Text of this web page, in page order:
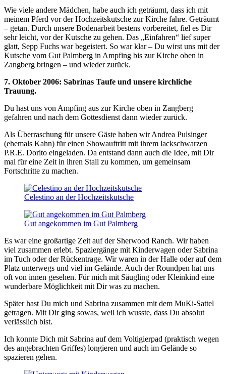
Wie viele andere Mädchen, habe auch ich geträumt, dass ich mit
meinem Pferd vor der Hochzeitskutsche zur Kirche fahre. Geträumt
– getan. Durch unsere Bodenarbeit bestens vorbereitet, fiel es Dir
sehr leicht, vor der Kutsche zu gehen. Das „Einfahren“ lief super
glatt, Sepp Fuchs war begeistert. So war klar – Du wirst uns mit der
Kutsche vom Gut Palmberg in Ampfing bis zur Kirche oben in
Zangberg bringen – und wieder zurück.
7. Oktober 2006: Sabrinas Taufe und unsere kirchliche
Trauung.
Du hast uns von Ampfing aus zur Kirche oben in Zangberg
gefahren und nach dem Gottesdienst dann wieder zurück.
Als Überraschung für unsere Gäste haben wir Andrea Pulsinger
(ehemals Kahn) für einen Showauftritt mit ihrem lackschwarzen
P.R.E. Dorito eingeladen. Da entstand dann auch die Idee, mit Dir
mal für eine Zeit in ihren Stall zu kommen, um gemeinsam
Fortschritte zu machen.
Celestino an der Hochzeitskutsche
Gut angekommen im Gut Palmberg
Es war eine großartige Zeit auf der Sherwood Ranch. Wir haben
viel zusammen erlebt. Spaziergänge mit Kinderwagen oder Sabrina
im Tuch oder der Rückentrage. Wir waren in der Halle oder auf dem
Platz unterwegs und viel im Gelände. Auch der Roundpen hat uns
oft von innen gesehen. Für mich mit Säugling oder Kleinkind eine
wunderbare Möglichkeit mit Dir was zu machen.
Später hast Du mich und Sabrina zusammen mit dem MuKi-Sattel
getragen. Mit Dir ging sowas, weil ich wusste, dass Du absolut
verlässlich bist.
Ich konnte Dich mit Sabrina auf dem Voltigierpad (praktisch wegen
des angebrachten Griffes) longieren und auch im Gelände so
spazieren gehen.